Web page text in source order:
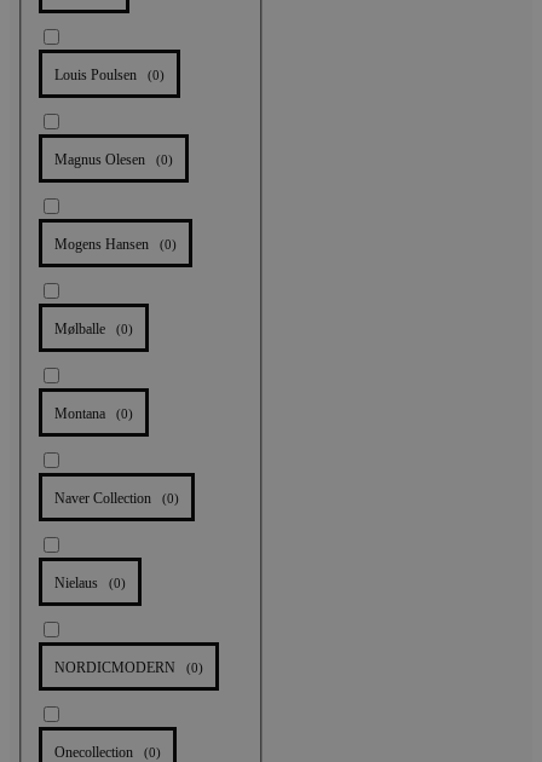
Louis Poulsen (0)
Magnus Olesen (0)
Mogens Hansen (0)
Mølballe (0)
Montana (0)
Naver Collection (0)
Nielaus (0)
NORDICMODERN (0)
Onecollection (0)